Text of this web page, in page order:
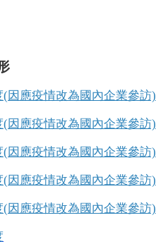
(因應疫情改為國內企業參訪)
(因應疫情改為國內企業參訪)
(因應疫情改為國內企業參訪)
(因應疫情改為國內企業參訪)
(因應疫情改為國內企業參訪)